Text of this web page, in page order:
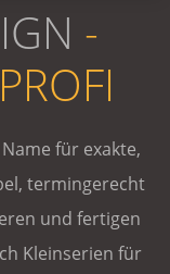
-
für exakte,
termingerecht
und fertigen
Kleinserien für